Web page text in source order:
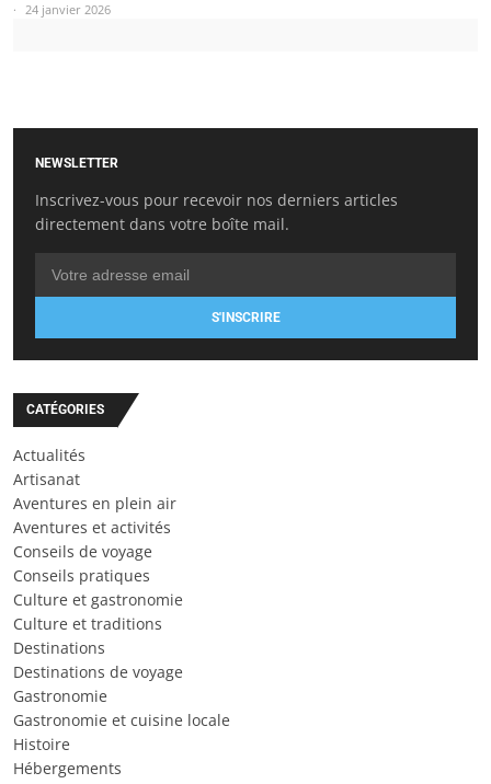
24 janvier 2026
NEWSLETTER
Inscrivez-vous pour recevoir nos derniers articles
directement dans votre boîte mail.
S'INSCRIRE
CATÉGORIES
Actualités
Artisanat
Aventures en plein air
Aventures et activités
Conseils de voyage
Conseils pratiques
Culture et gastronomie
Culture et traditions
Destinations
Destinations de voyage
Gastronomie
Gastronomie et cuisine locale
Histoire
Hébergements